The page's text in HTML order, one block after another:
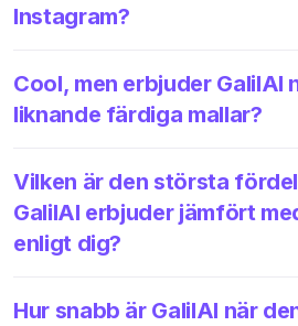
Instagram?
Cool, men erbjuder GalilAI
liknande färdiga mallar?
Vilken är den största
GalilAI erbjuder jämfört
enligt dig?
Hur snabb är GalilAI när